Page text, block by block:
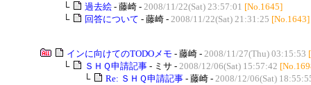
└
過去絵 - 藤崎 - 2008/11/22(Sat) 23:57:01 [No.1645]
└
回答について - 藤崎 - 2008/11/22(Sat) 21:31:25 [No.1643]
インに向けてのTODOメモ - 藤崎 - 2008/11/27(Thu) 03:15:53
└
ＳＨＱ申請記事 - ミサ - 2008/12/06(Sat) 15:57:42
└
Re: ＳＨＱ申請記事 - 藤崎 - 2008/12/06(Sat)